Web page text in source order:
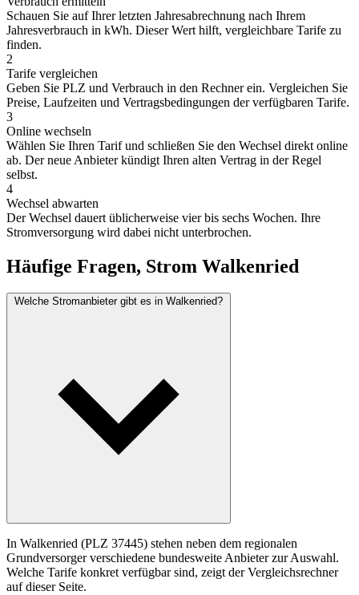
Schauen Sie auf Ihrer letzten Jahresabrechnung nach Ihrem
Jahresverbrauch in kWh. Dieser Wert hilft, vergleichbare Tarife zu
finden.
2
Tarife vergleichen
Geben Sie PLZ und Verbrauch in den Rechner ein. Vergleichen Sie
Preise, Laufzeiten und Vertragsbedingungen der verfügbaren Tarife.
3
Online wechseln
Wählen Sie Ihren Tarif und schließen Sie den Wechsel direkt online
ab. Der neue Anbieter kündigt Ihren alten Vertrag in der Regel
selbst.
4
Wechsel abwarten
Der Wechsel dauert üblicherweise vier bis sechs Wochen. Ihre
Stromversorgung wird dabei nicht unterbrochen.
Häufige Fragen, Strom Walkenried
Welche Stromanbieter gibt es in Walkenried?
In Walkenried (PLZ 37445) stehen neben dem regionalen
Grundversorger verschiedene bundesweite Anbieter zur Auswahl.
Welche Tarife konkret verfügbar sind, zeigt der Vergleichsrechner
auf dieser Seite.